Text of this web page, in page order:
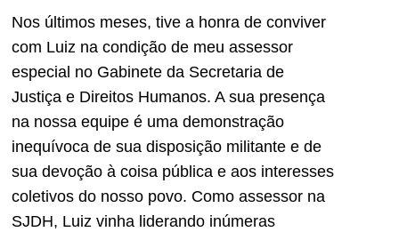
Nos últimos meses, tive a honra de conviver
com Luiz na condição de meu assessor
especial no Gabinete da Secretaria de
Justiça e Direitos Humanos. A sua presença
na nossa equipe é uma demonstração
inequívoca de sua disposição militante e de
sua devoção à coisa pública e aos interesses
coletivos do nosso povo. Como assessor na
SJDH, Luiz vinha liderando inúmeras